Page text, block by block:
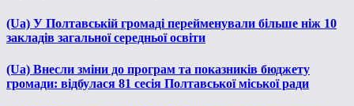
(Ua) У Полтавській громаді перейменували більше ніж 10
закладів загальної середньої освіти
(Ua) Внесли зміни до програм та показників бюджету
громади: відбулася 81 сесія Полтавської міської ради